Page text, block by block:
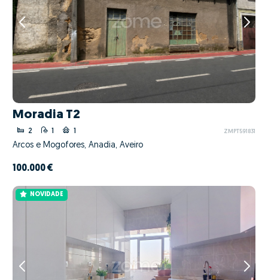
Moradia T2
2 1 1 ZMPT591831
Arcos e Mogofores, Anadia, Aveiro
100.000 €
NOVIDADE